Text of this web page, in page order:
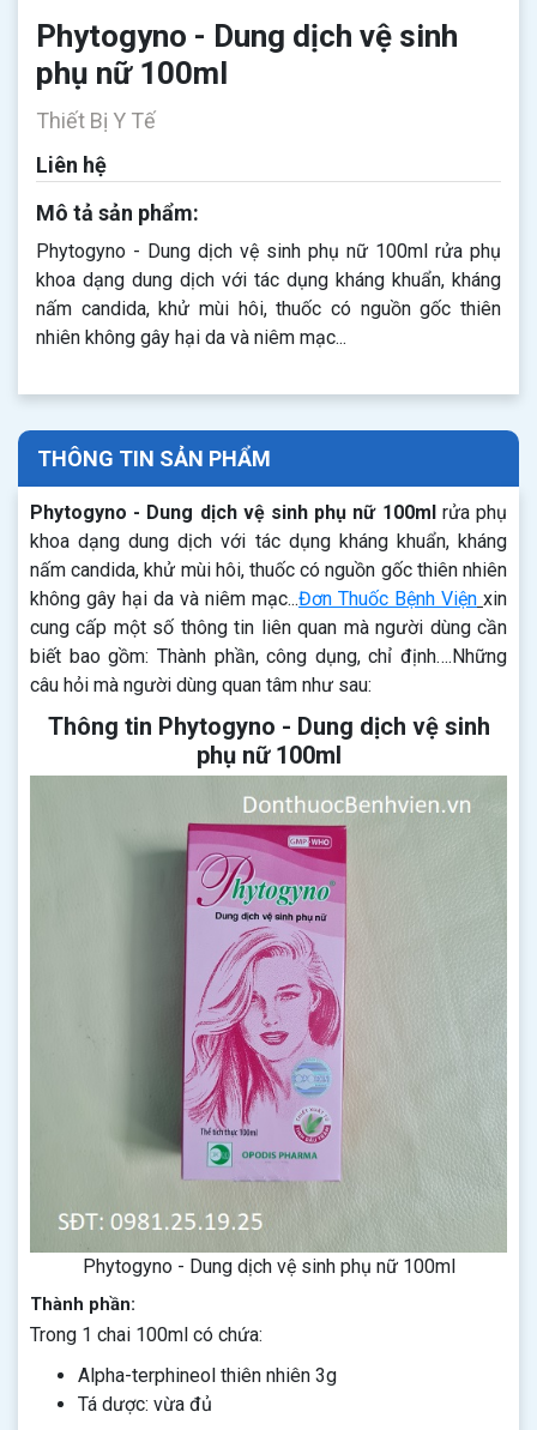
Phytogyno - Dung dịch vệ sinh
phụ nữ 100ml
Thiết Bị Y Tế
Liên hệ
Mô tả sản phẩm:
Phytogyno - Dung dịch vệ sinh phụ nữ 100ml rửa phụ
khoa dạng dung dịch với tác dụng kháng khuẩn, kháng
nấm candida, khử mùi hôi, thuốc có nguồn gốc thiên
nhiên không gây hại da và niêm mạc...
THÔNG TIN SẢN PHẨM
Phytogyno - Dung dịch vệ sinh phụ nữ 100mlrửa phụ
khoa dạng dung dịch với tác dụng kháng khuẩn, kháng
nấm candida, khử mùi hôi, thuốc có nguồn gốc thiên nhiên
không gây hại da và niêm mạc...Đơn Thuốc Bệnh Viện xin
cung cấp một số thông tin liên quan mà người dùng cần
biết bao gồm: Thành phần, công dụng, chỉ định….Những
câu hỏi mà người dùng quan tâm như sau:
Thông tin Phytogyno - Dung dịch vệ sinh
phụ nữ 100ml
Phytogyno - Dung dịch vệ sinh phụ nữ 100ml
Thành phần:
Trong 1 chai 100ml có chứa:
Alpha-terphineol thiên nhiên 3g
Tá dược: vừa đủ